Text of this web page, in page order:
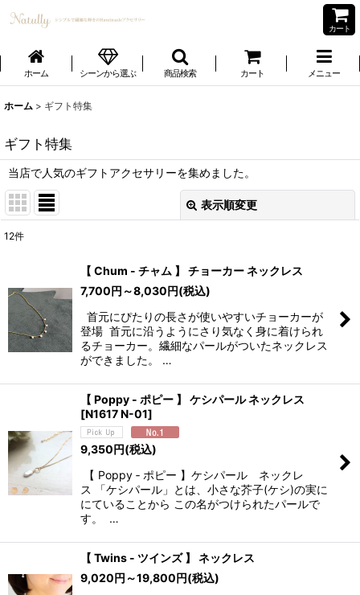
カート
ホーム シーンから選ぶ 商品検索 カート メニュー
ホーム > ギフト特集
ギフト特集
当店で人気のギフトアクセサリーを集めました。
表示順変更
並び順:
絞り込む
12件
【 Chum - チャム 】 チョーカー ネックレス
7,700円 ～8,030円(税込)
首元にぴたりの長さが使いやすいチョーカーが
登場 首元に沿うようにさり気なく身に着けられ
るチョーカー。繊細なパールがついたネックレス
ができました。 …
【 Poppy - ポピー 】 ケシパール ネックレス
[N1617 N-01]
9,350円(税込)
【 Poppy ‐ ポピー 】ケシパール ネックレ
ス 「ケシパール」とは、小さな芥子(ケシ)の実に
にていることから この名がつけられたパールで
す。 …
【 Twins - ツインズ 】 ネックレス
9,020円 ～19,800円(税込)